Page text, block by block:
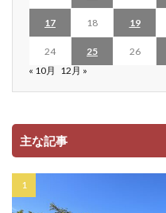
17 18 19
24 25 26
« 10月 12月 »
主な記事